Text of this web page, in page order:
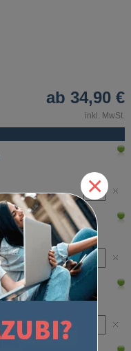
ab34,90 €
inkl. MwSt.
×